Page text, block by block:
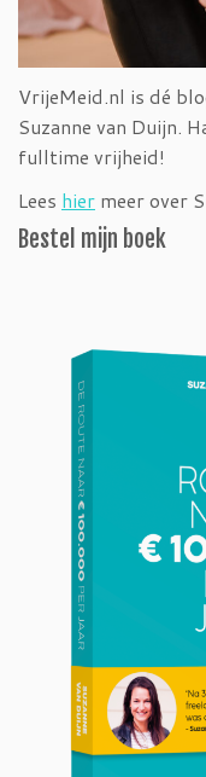
VrijeMeid.nl is dé
Suzanne van Duijn.
fulltime vrijheid!
Lees hier meer over
Bestel mijn boek